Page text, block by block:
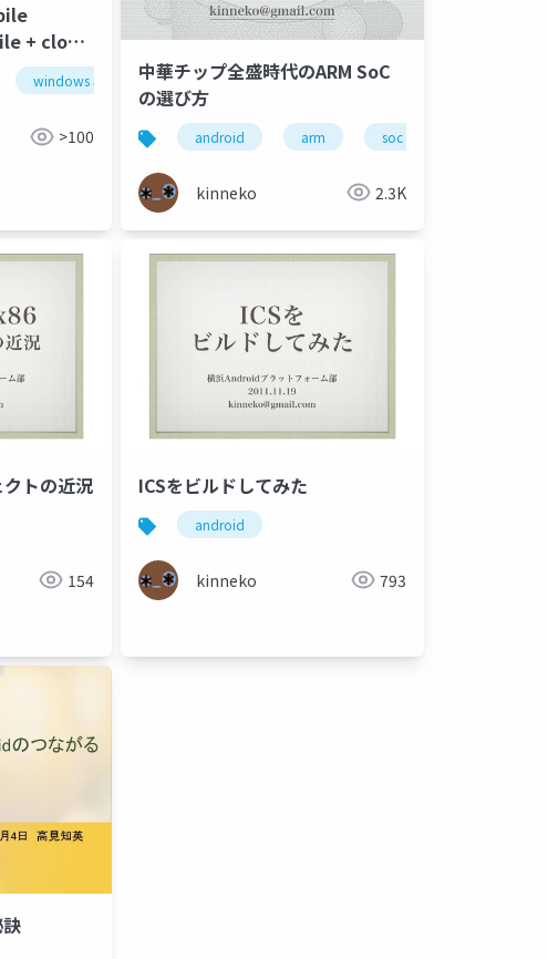
+ cloud
開発
windows 8 ios android push notifi
>100
中華チップ全盛時代のARM SoC
の選び方
android arm soc
kinneko 2.3K
トの近況
154
ICSをビルドしてみた
android
kinneko 793